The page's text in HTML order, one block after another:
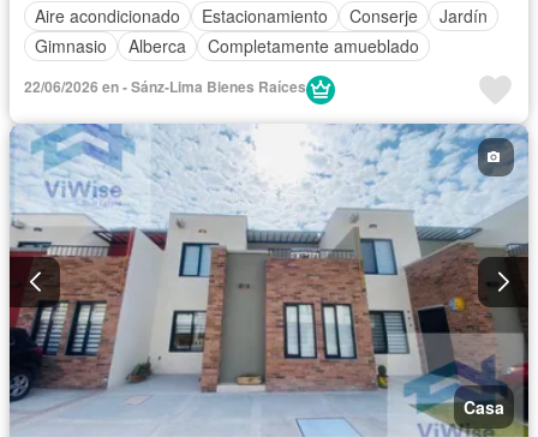
Aire acondicionado
Estacionamiento Conserje
Jardín
Gimnasio
Alberca Completamente amueblado
22/06/2026 en - Sánz-Lima Bienes Raíces
Casa